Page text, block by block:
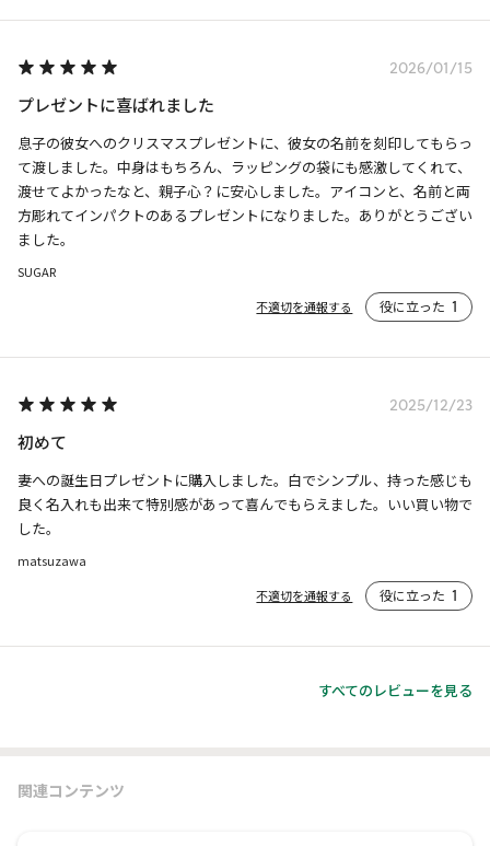
2026/01/15
プレゼントに喜ばれました
息子の彼女へのクリスマスプレゼントに、彼女の名前を刻印してもらっ
て渡しました。中身はもちろん、ラッピングの袋にも感激してくれて、
渡せてよかったなと、親子心？に安心しました。アイコンと、名前と両
方彫れてインパクトのあるプレゼントになりました。ありがとうござい
ました。
SUGAR
不適切を通報する 役に立った 1
2025/12/23
初めて
妻への誕生日プレゼントに購入しました。白でシンプル、持った感じも
良く名入れも出来て特別感があって喜んでもらえました。いい買い物で
した。
matsuzawa
不適切を通報する 役に立った 1
すべてのレビューを見る
関連コンテンツ